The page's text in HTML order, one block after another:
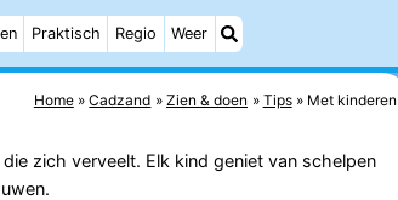
Praktisch Regio Weer
Home Cadzand Zien & doen Tips Met kinderen
zich verveelt. Elk kind geniet van schelpen